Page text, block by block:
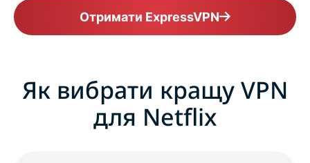
Отримати ExpressVPN
Як вибрати кращу VPN
для Netflix